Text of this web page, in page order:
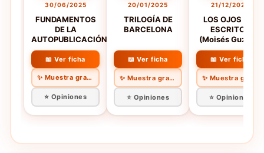
30/06/2025
FUNDAMENTOS
DE LA
AUTOPUBLICACIÓN
📖 Ver ficha
✨ Muestra gratis
⭐ Opiniones
20/01/2025
TRILOGÍA DE
BARCELONA
📖 Ver ficha
✨ Muestra gratis
⭐ Opiniones
21/12/2020
LOS OJOS DEL
ESCRITOR
(Moisés Guzmán
nº 3)
📖 Ver ficha
⭐ Opiniones